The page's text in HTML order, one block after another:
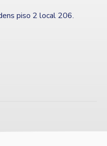
piso 2 local 206.